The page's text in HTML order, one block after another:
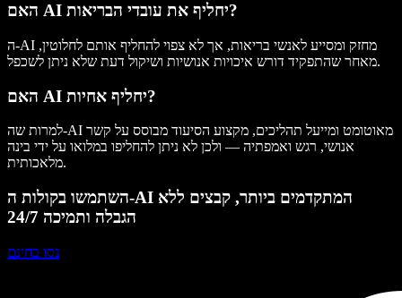
האם AI יחליף את עובדי הבריאות?
ה-AI מחזק ומסייע לאנשי בריאות, אך לא צפוי להחליף אותם לחלוטין,
מאחר שהתפקיד דורש איכויות אנושיות ושיקול דעת שלא ניתן לשכפל.
האם AI יחליף אחיות?
למרות שה-AI מאוטומט ומייעל תהליכים, מקצוע הסיעוד מבוסס על קשר
אנושי, רגש ואמפתיה — ולכן לא ניתן להחליפו במלואו על ידי בינה
מלאכותית.
השתמשו בקולות ה-AI המתקדמים ביותר, קבצים ללא
הגבלה ותמיכה 24/7
נסו בחינם